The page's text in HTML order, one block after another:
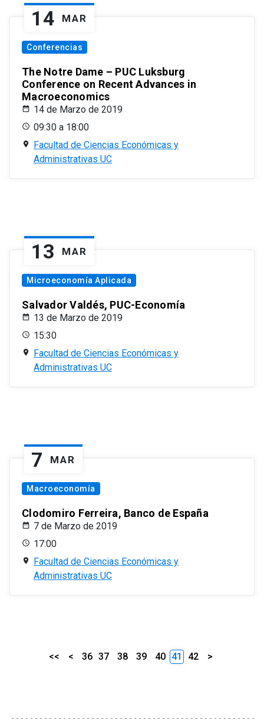
14 MAR
Conferencias
The Notre Dame – PUC Luksburg
Conference on Recent Advances in
Macroeconomics
14 de Marzo de 2019
09:30 a 18:00
Facultad de Ciencias Económicas y
Administrativas UC
13 MAR
Microeconomía Aplicada
Salvador Valdés, PUC-Economía
13 de Marzo de 2019
15:30
Facultad de Ciencias Económicas y
Administrativas UC
7 MAR
Macroeconomía
Clodomiro Ferreira, Banco de España
7 de Marzo de 2019
17:00
Facultad de Ciencias Económicas y
Administrativas UC
<< < 36 37 38 39 40 41 42 >